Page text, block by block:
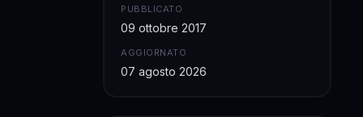
PUBBLICATO
09 ottobre 2017
AGGIORNATO
07 agosto 2026